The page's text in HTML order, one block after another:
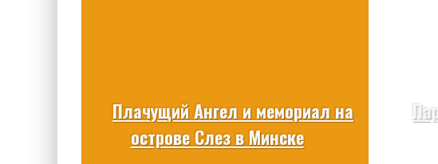
Плачущий Ангел и мемориал на
острове Слез в Минске